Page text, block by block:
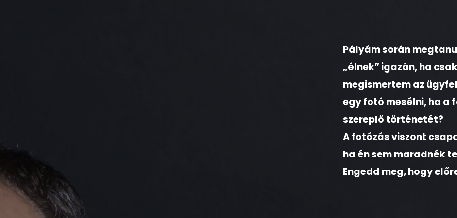
Pályám során
„élnek” igazán, ha
megismertem az
egy fotó mesélni, ha a
szereplő történetét?
A fotózás viszont
ha én sem maradnék
Engedd meg, hogy